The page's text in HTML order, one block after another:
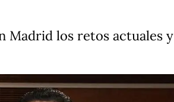
Madrid los retos actuales y